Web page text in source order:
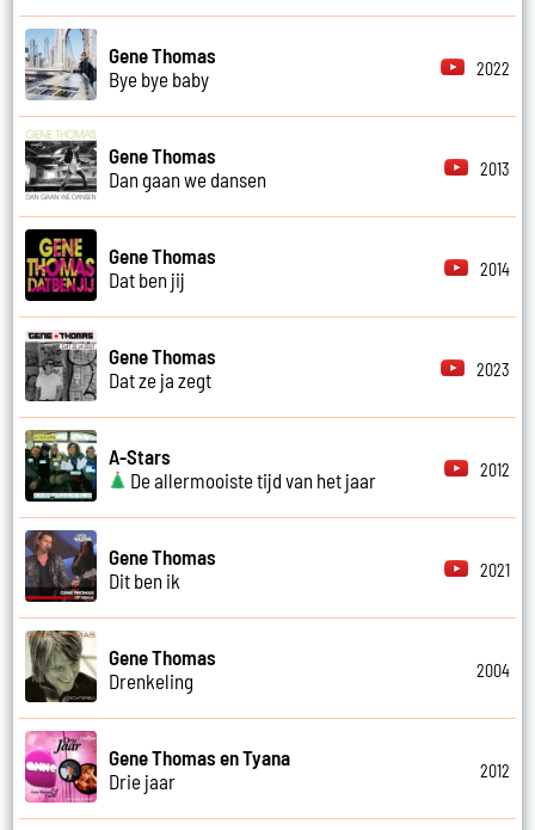
Gene Thomas
Bye bye baby
2022
Gene Thomas
Dan gaan we dansen
2013
Gene Thomas
Dat ben jij
2014
Gene Thomas
Dat ze ja zegt
2023
A-Stars
De allermooiste tijd van het jaar
2012
Gene Thomas
Dit ben ik
2021
Gene Thomas
Drenkeling
2004
Gene Thomas en Tyana
Drie jaar
2012